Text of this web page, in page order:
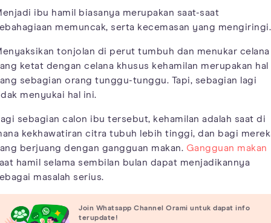
ibu hamil biasanya merupakan saat-saat
memuncak, serta kecemasan yang mengiringi.
tonjolan di perut tumbuh dan menukar celana
ketat dengan celana khusus kehamilan merupakan hal
sebagian orang tunggu-tunggu. Tapi, sebagian lagi
menyukai hal ini.
sebagian calon ibu tersebut, kehamilan adalah saat di
kekhawatiran citra tubuh lebih tinggi, dan bagi
berjuang dengan gangguan makan. Gangguan makan
hamil selama sembilan bulan dapat menjadikannya
masalah serius.
Join Whatsapp Channel Orami untuk dapat info
terupdate!